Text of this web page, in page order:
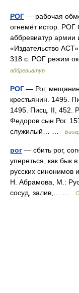
РОГ — рабочая
огнемёт истор. РОГ
аббревиатур
«Издательство
318 с. РОГ режим
аббревиатур
РОГ — Рог, мещанин
крестьянин. 1495.
1495. Писц. II, 452.
Федоров сын Рог.
служилый… …
рог — сбить рог,
упереться, как бык
русских синонимов
Н. Абрамова, М.:
сосуд, залив,… …